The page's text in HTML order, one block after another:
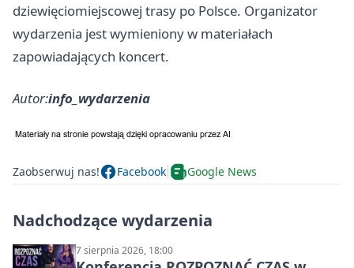
dziewięciomiejscowej trasy po Polsce. Organizator
wydarzenia jest wymieniony w materiałach
zapowiadających koncert.
Autor:info_wydarzenia
Zaobserwuj nas! Facebook Google News
Nadchodzące wydarzenia
7 sierpnia 2026, 18:00